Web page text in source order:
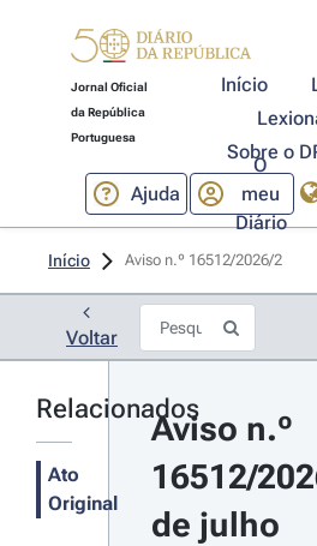
Jornal Oficial
da República
Portuguesa
Início
Sobre o
Ajuda
O
meu
Diário
Início Aviso n.º 16512/2026/2
Voltar
Relacionados
Ato
Original
Aviso n.º
16512/
de julho